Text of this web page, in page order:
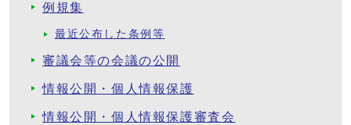
例規集
最近公布した条例等
審議会等の会議の公開
情報公開・個人情報保護
情報公開・個人情報保護審査会